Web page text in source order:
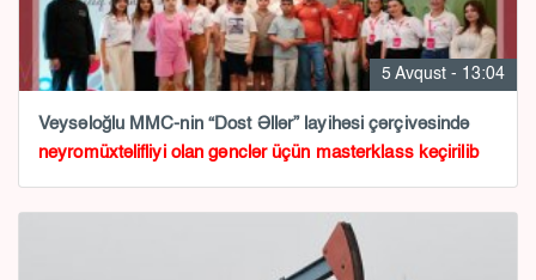
5 Avqust - 13:04
Veysəloğlu MMC-nin “Dost Əllər” layihəsi çərçivəsində
neyromüxtəlifliyi olan gənclər üçün masterklass keçirilib